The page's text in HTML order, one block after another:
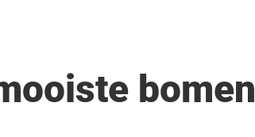
bomen